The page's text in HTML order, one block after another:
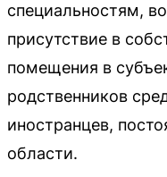
специальностям,
присутствие в
помещения в
родственников
иностранцев,
области.